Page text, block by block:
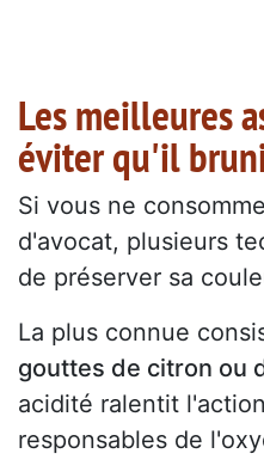
Les meilleures
éviter qu'il
Si vous ne
d'avocat, plusieurs
de préserver sa
La plus connue
gouttes de citron ou
acidité ralentit
responsables de